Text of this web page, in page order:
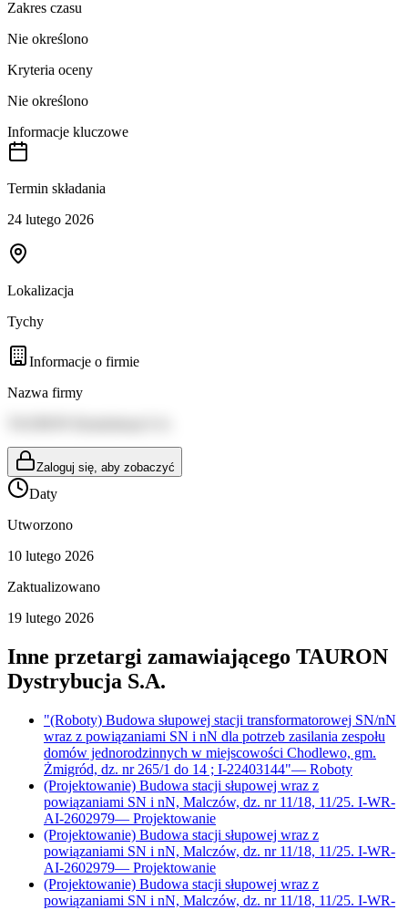
Zakres czasu
Nie określono
Kryteria oceny
Nie określono
Informacje kluczowe
Termin składania
24 lutego 2026
Lokalizacja
Tychy
Informacje o firmie
Nazwa firmy
Zaloguj się, aby zobaczyć
Daty
Utworzono
10 lutego 2026
Zaktualizowano
19 lutego 2026
Inne przetargi zamawiającego TAURON
Dystrybucja S.A.
"(Roboty) Budowa słupowej stacji transformatorowej SN/nN
wraz z powiązaniami SN i nN dla potrzeb zasilania zespołu
domów jednorodzinnych w miejscowości Chodlewo, gm.
Żmigród, dz. nr 265/1 do 14 ; I-22403144"— Roboty
(Projektowanie) Budowa stacji słupowej wraz z
powiązaniami SN i nN, Malczów, dz. nr 11/18, 11/25. I-WR-
AI-2602979— Projektowanie
(Projektowanie) Budowa stacji słupowej wraz z
powiązaniami SN i nN, Malczów, dz. nr 11/18, 11/25. I-WR-
AI-2602979— Projektowanie
(Projektowanie) Budowa stacji słupowej wraz z
powiązaniami SN i nN, Malczów, dz. nr 11/18, 11/25. I-WR-